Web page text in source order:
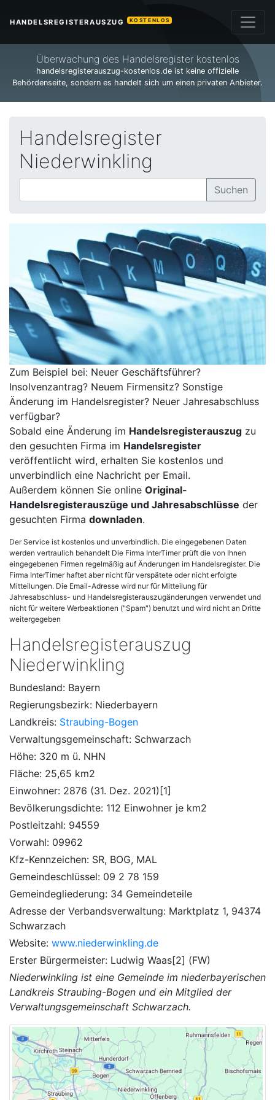
HANDELSREGISTERAUSZUG KOSTENLOS
Überwachung des Handelsregister kostenlos
handelsregisterauszug-kostenlos.de ist keine offizielle
Behördenseite, sondern es handelt sich um einen privaten Anbieter.
Handelsregister
Niederwinkling
Suchen
Zum Beispiel bei: Neuer Geschäftsführer?
Insolvenzantrag? Neuem Firmensitz? Sonstige
Änderung im Handelsregister? Neuer Jahresabschluss
verfügbar?
Sobald eine Änderung im Handelsregisterauszug zu
den gesuchten Firma im Handelsregister
veröffentlicht wird, erhalten Sie kostenlos und
unverbindlich eine Nachricht per Email.
Außerdem können Sie online Original-
Handelsregisterauszüge und Jahresabschlüsse der
gesuchten Firma downladen.
Der Service ist kostenlos und unverbindlich. Die eingegebenen Daten
werden vertraulich behandelt Die Firma InterTimer prüft die von Ihnen
eingegebenen Firmen regelmäßig auf Änderungen im Handelsregister. Die
Firma InterTimer haftet aber nicht für verspätete oder nicht erfolgte
Mitteilungen. Die Email-Adresse wird nur für Mitteilung für
Jahresabschluss- und Handelsregisterauszugänderungen verwendet und
nicht für weitere Werbeaktionen ("Spam") benutzt und wird nicht an Dritte
weitergegeben
Handelsregisterauszug
Niederwinkling
Bundesland: Bayern
Regierungsbezirk: Niederbayern
Landkreis: Straubing-Bogen
Verwaltungs­gemeinschaft: Schwarzach
Höhe: 320 m ü. NHN
Fläche: 25,65 km2
Einwohner: 2876 (31. Dez. 2021)[1]
Bevölkerungsdichte: 112 Einwohner je km2
Postleitzahl: 94559
Vorwahl: 09962
Kfz-Kennzeichen: SR, BOG, MAL
Gemeindeschlüssel: 09 2 78 159
Gemeindegliederung: 34 Gemeindeteile
Adresse der Verbandsverwaltung: Marktplatz 1, 94374
Schwarzach
Website: www.niederwinkling.de
Erster Bürgermeister: Ludwig Waas[2] (FW)
Niederwinkling ist eine Gemeinde im niederbayerischen
Landkreis Straubing-Bogen und ein Mitglied der
Verwaltungsgemeinschaft Schwarzach.